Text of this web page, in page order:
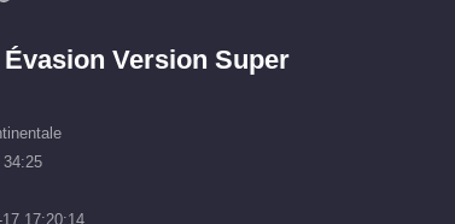
Version Super
34:25
17:20:14